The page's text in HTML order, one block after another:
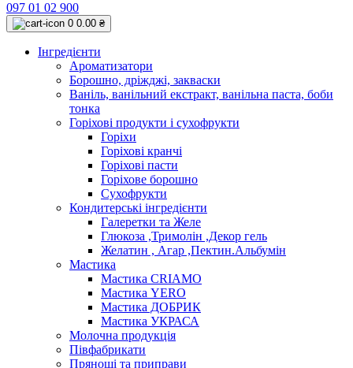
097 01 02 900
0 0.00 ₴
Інгредієнти
Ароматизатори
Борошно, дріжджі, закваски
Ваніль, ванільний екстракт, ванільна паста, боби
тонка
Горіхові продукти і сухофрукти
Горіхи
Горіхові кранчі
Горіхові пасти
Горіхове борошно
Сухофрукти
Кондитерські інгредієнти
Галеретки та Желе
Глюкоза ,Тримолін ,Декор гель
Желатин , Агар ,Пектин.Альбумін
Мастика
Мастика CRIAMO
Мастика YERO
Мастика ДОБРИК
Мастика УКРАСА
Молочна продукція
Півфабрикати
Прянощі та приправи